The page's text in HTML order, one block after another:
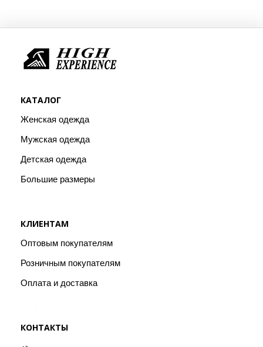
КАТАЛОГ
Женская одежда
Мужская одежда
Детская одежда
Большие размеры
КЛИЕНТАМ
Оптовым покупателям
Розничным покупателям
Оплата и доставка
КОНТАКТЫ